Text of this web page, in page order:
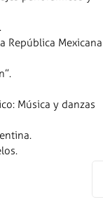
República Mexicana
Música y danzas